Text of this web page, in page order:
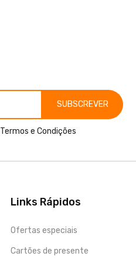
SUBSCREVER
Termos e Condições
Links Rápidos
Ofertas especiais
Cartões de presente